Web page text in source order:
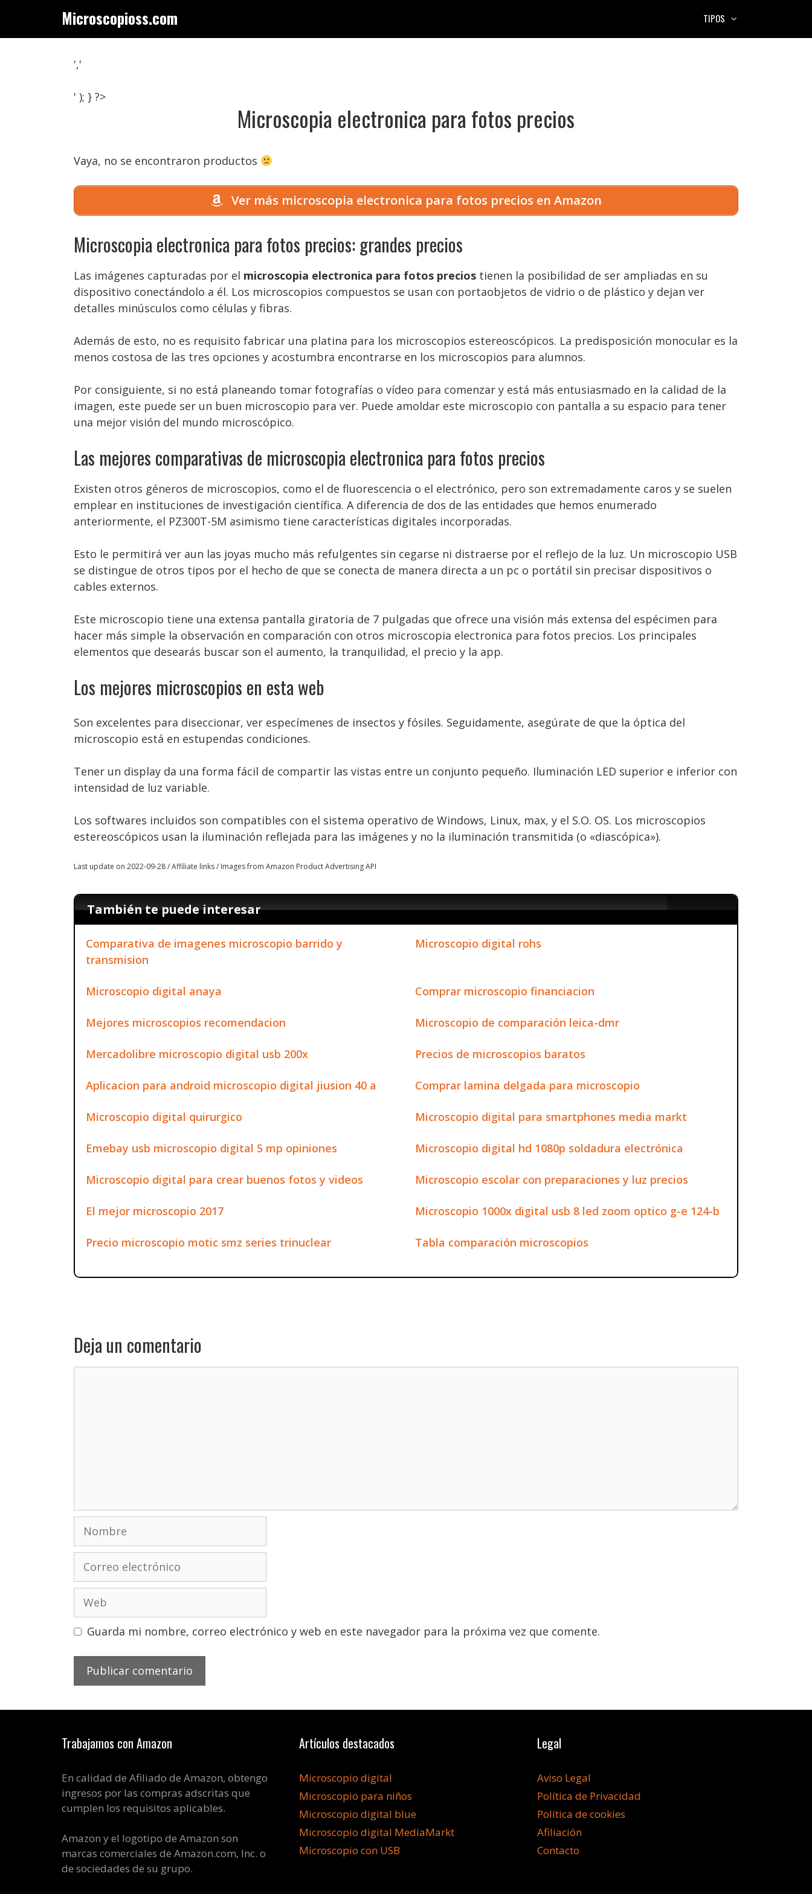
contenido
Microscopioss.com TIPOS
','
' ); } ?>
Microscopia electronica para fotos precios
Vaya, no se encontraron productos
Ver más microscopia electronica para fotos precios en Amazon
Microscopia electronica para fotos precios: grandes precios
Las imágenes capturadas por el microscopia electronica para fotos precios tienen la posibilidad de ser ampliadas en su
dispositivo conectándolo a él. Los microscopios compuestos se usan con portaobjetos de vidrio o de plástico y dejan ver
detalles minúsculos como células y fibras.
Además de esto, no es requisito fabricar una platina para los microscopios estereoscópicos. La predisposición monocular es la
menos costosa de las tres opciones y acostumbra encontrarse en los microscopios para alumnos.
Por consiguiente, si no está planeando tomar fotografías o vídeo para comenzar y está más entusiasmado en la calidad de la
imagen, este puede ser un buen microscopio para ver. Puede amoldar este microscopio con pantalla a su espacio para tener
una mejor visión del mundo microscópico.
Las mejores comparativas de microscopia electronica para fotos precios
Existen otros géneros de microscopios, como el de fluorescencia o el electrónico, pero son extremadamente caros y se suelen
emplear en instituciones de investigación científica. A diferencia de dos de las entidades que hemos enumerado
anteriormente, el PZ300T-5M asimismo tiene características digitales incorporadas.
Esto le permitirá ver aun las joyas mucho más refulgentes sin cegarse ni distraerse por el reflejo de la luz. Un microscopio USB
se distingue de otros tipos por el hecho de que se conecta de manera directa a un pc o portátil sin precisar dispositivos o
cables externos.
Este microscopio tiene una extensa pantalla giratoria de 7 pulgadas que ofrece una visión más extensa del espécimen para
hacer más simple la observación en comparación con otros microscopia electronica para fotos precios. Los principales
elementos que desearás buscar son el aumento, la tranquilidad, el precio y la app.
Los mejores microscopios en esta web
Son excelentes para diseccionar, ver especímenes de insectos y fósiles. Seguidamente, asegúrate de que la óptica del
microscopio está en estupendas condiciones.
Tener un display da una forma fácil de compartir las vistas entre un conjunto pequeño. Iluminación LED superior e inferior con
intensidad de luz variable.
Los softwares incluidos son compatibles con el sistema operativo de Windows, Linux, max, y el S.O. OS. Los microscopios
estereoscópicos usan la iluminación reflejada para las imágenes y no la iluminación transmitida (o «diascópica»).
Last update on 2022-09-28 / Affiliate links / Images from Amazon Product Advertising API
También te puede interesar
Comparativa de imagenes microscopio barrido y
transmision
Microscopio digital rohs
Microscopio digital anaya Comprar microscopio financiacion
Mejores microscopios recomendacion Microscopio de comparación leica-dmr
Mercadolibre microscopio digital usb 200x Precios de microscopios baratos
Aplicacion para android microscopio digital jiusion 40 a Comprar lamina delgada para microscopio
Microscopio digital quirurgico Microscopio digital para smartphones media markt
Emebay usb microscopio digital 5 mp opiniones Microscopio digital hd 1080p soldadura electrónica
Microscopio digital para crear buenos fotos y videos Microscopio escolar con preparaciones y luz precios
El mejor microscopio 2017 Microscopio 1000x digital usb 8 led zoom optico g-e 124-b
Precio microscopio motic smz series trinuclear Tabla comparación microscopios
Deja un comentario
Nombre
electrónico
Guarda mi nombre, correo electrónico y web en este navegador para la próxima vez que comente.
Trabajamos con Amazon
En calidad de Afiliado de Amazon, obtengo
ingresos por las compras adscritas que
cumplen los requisitos aplicables.
Amazon y el logotipo de Amazon son
marcas comerciales de Amazon.com, Inc. o
de sociedades de su grupo.
Artículos destacados
Microscopio digital
Microscopio para niños
Microscopio digital blue
Microscopio digital MediaMarkt
Microscopio con USB
Legal
Aviso Legal
Política de Privacidad
Política de cookies
Afiliación
Contacto